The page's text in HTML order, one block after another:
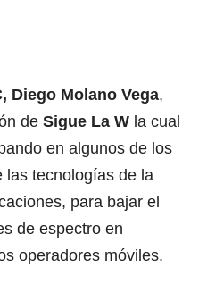
Diego Molano Vega,
de Sigue La W la cual
en algunos de los
las tecnologías de la
para bajar el
de espectro en
operadores móviles.